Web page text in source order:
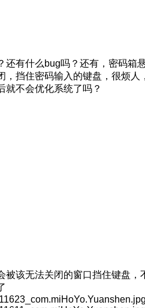
还有什么bug吗？ 还有，密码箱
，挡住密码输入的键盘，很烦人
就不会优化系统了吗？
被该无法关闭的窗口挡住键盘，